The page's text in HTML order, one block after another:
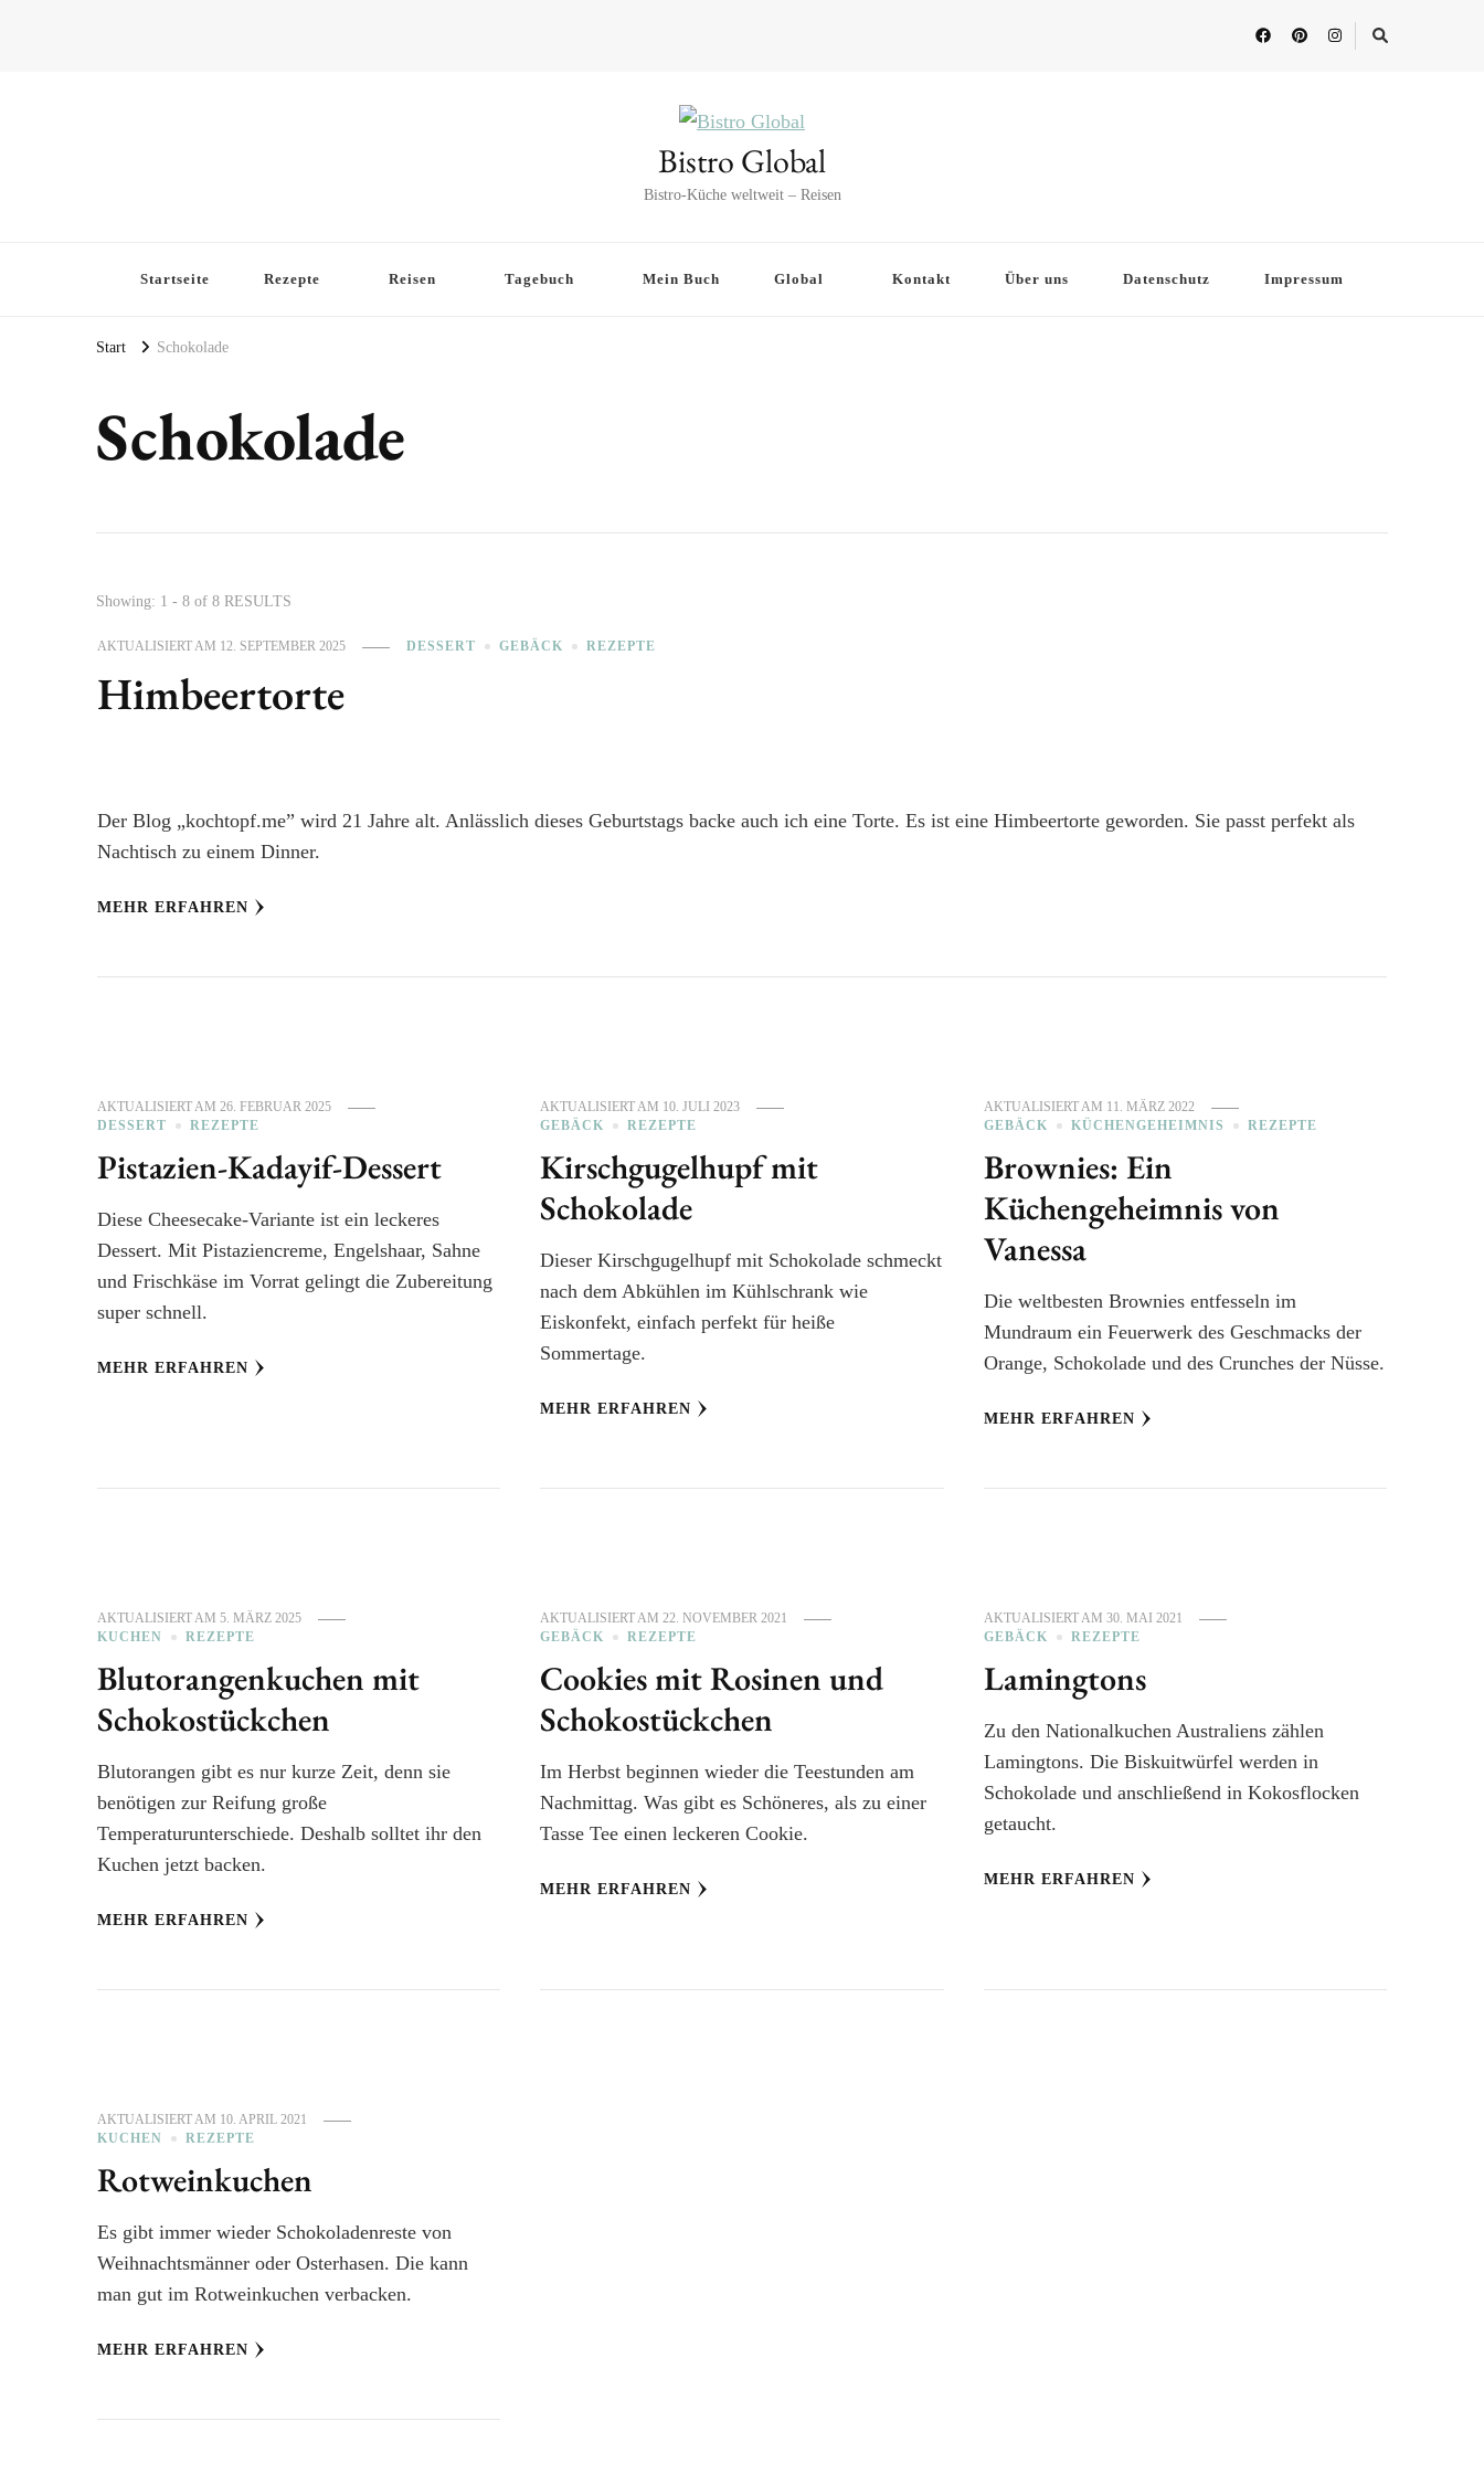
Bistro Global
Bistro-Küche weltweit – Reisen
Startseite Rezepte Reisen Tagebuch Mein Buch Global Kontakt Über uns Datenschutz Impressum
Start Schokolade
Schokolade
Showing: 1 - 8 of 8 RESULTS
AKTUALISIERT AM 12. SEPTEMBER 2025 DESSERT GEBÄCK REZEPTE
Himbeertorte
Der Blog „kochtopf.me” wird 21 Jahre alt. Anlässlich dieses Geburtstags backe auch ich eine Torte. Es ist eine Himbeertorte geworden. Sie passt perfekt als
Nachtisch zu einem Dinner.
MEHR ERFAHREN
AKTUALISIERT AM 26. FEBRUAR 2025
DESSERT
REZEPTE
Pistazien-Kadayif-Dessert
Diese Cheesecake-Variante ist ein leckeres
Dessert. Mit Pistaziencreme, Engelshaar, Sahne
und Frischkäse im Vorrat gelingt die Zubereitung
super schnell.
MEHR ERFAHREN
AKTUALISIERT AM 10. JULI 2023
GEBÄCK
REZEPTE
Kirschgugelhupf mit
Schokolade
Dieser Kirschgugelhupf mit Schokolade schmeckt
nach dem Abkühlen im Kühlschrank wie
Eiskonfekt, einfach perfekt für heiße
Sommertage.
MEHR ERFAHREN
AKTUALISIERT AM 11. MÄRZ 2022
GEBÄCK
KÜCHENGEHEIMNIS REZEPTE
Brownies: Ein
Küchengeheimnis von
Vanessa
Die weltbesten Brownies entfesseln im
Mundraum ein Feuerwerk des Geschmacks der
Orange, Schokolade und des Crunches der Nüsse.
MEHR ERFAHREN
AKTUALISIERT AM 5. MÄRZ 2025
KUCHEN
REZEPTE
Blutorangenkuchen mit
Schokostückchen
Blutorangen gibt es nur kurze Zeit, denn sie
benötigen zur Reifung große
Temperaturunterschiede. Deshalb solltet ihr den
Kuchen jetzt backen.
MEHR ERFAHREN
AKTUALISIERT AM22. NOVEMBER 2021
GEBÄCK
REZEPTE
Cookies mit Rosinen und
Schokostückchen
Im Herbst beginnen wieder die Teestunden am
Nachmittag. Was gibt es Schöneres, als zu einer
Tasse Tee einen leckeren Cookie.
MEHR ERFAHREN
AKTUALISIERT AM 30. MAI 2021
GEBÄCK
REZEPTE
Lamingtons
Zu den Nationalkuchen Australiens zählen
Lamingtons. Die Biskuitwürfel werden in
Schokolade und anschließend in Kokosflocken
getaucht.
MEHR ERFAHREN
AKTUALISIERT AM 10. APRIL 2021
KUCHEN
REZEPTE
Rotweinkuchen
Es gibt immer wieder Schokoladenreste von
Weihnachtsmänner oder Osterhasen. Die kann
man gut im Rotweinkuchen verbacken.
MEHR ERFAHREN